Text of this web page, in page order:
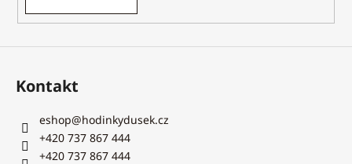
Kontakt
eshop@hodinkydusek.cz
+420 737 867 444
+420 737 867 444